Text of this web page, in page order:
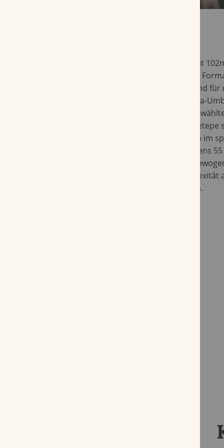
Die Davidoff Nicaragua Gran Torpedo ist mit
Ringmaß eine Vitola abseits der alltäglichen
Toro oder Corona. Mit einem makellosen und für
ausgereiften Rosado-Deckblatt, einem Jalapa-
exklusiven Tabakeinlage mit sorgsam
Nicaragua, die aus Estelí, Condega und Ometepe
präsentiert sich diese wunderbare Figurado im
Format. Mit einer Rauchdauer von mindestens
Aficionados einen mittelkräftigen und
der mit einer sensationellen Aromenkomplexität
überzeugt zu einer Gran Torpedo zu greifen.